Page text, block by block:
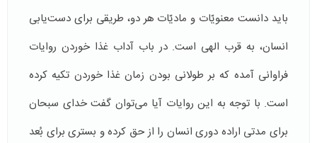
باید دانست معنویّات و مادیّات هر دو، طریقی برای دست‌یابی
انسان، به قرب الهی است. در باب آداب غذا خوردن روایات
فراوانی آمده كه بر طولانی بودن زمان غذا خوردن تكیه كرده
است. با توجه به این روایات آیا می‌توان گفت خدای سبحان
برای مدتی اراده دوری انسان را از حق كرده و بستری برای بُعد